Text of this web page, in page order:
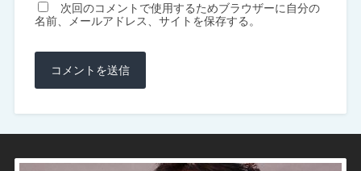
次回のコメントで使用するためブラウザーに自分の
名前、メールアドレス、サイトを保存する。